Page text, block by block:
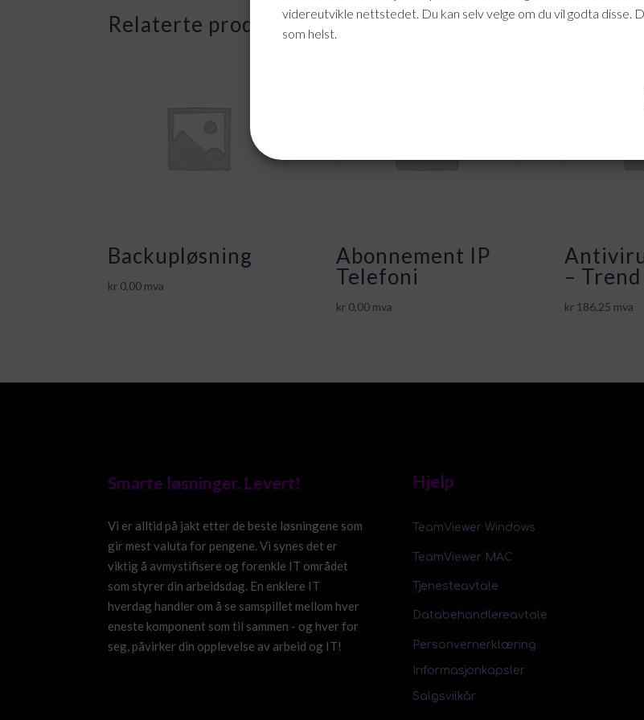
videreutvikle nettstedet. Du kan selv velge om du vil godta disse.
som helst.
Relaterte produkter
Backupløsning
kr 0,00 mva
Abonnement IP
Telefoni
kr0,00 mva
–
kr186,25 mva
Smarte løsninger. Levert!
Vi er alltid på jakt etter de beste løsningene som
gir mest valuta for pengene. Vi synes det er
viktig å avmystifisere og forenkle IT området
som styrer din arbeidsdag. En enklere IT
hverdag handler om å se samspillet mellom hver
eneste komponent som til sammen - og hver for
seg, påvirker din opplevelse av arbeid og IT!
Hjelp
TeamViewer Windows
TeamViewer MAC
Tjenesteavtale
Databehandlereavtale
Personvernerklæring
Informasjonkapsler
Salgsvilkår